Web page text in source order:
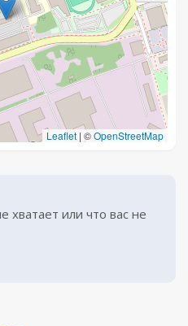
Leaflet | ©OpenStreetMap
хватает или что вас не